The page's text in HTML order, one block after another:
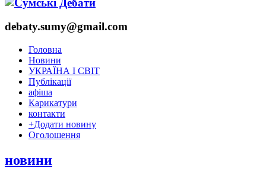
debaty.sumy@gmail.com
Головна
Новини
УКРАЇНА І СВІТ
Публікації
афіша
Карикатури
контакти
+Додати новину
Оголошення
новини